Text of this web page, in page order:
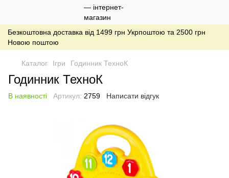
Безкоштовна доставка від 1499 грн Укрпоштою та 2500 грн
Новою поштою
Каталог Ігри Годинник ТехноК
Годинник ТехноК
В наявності Артикул: 2759 Написати відгук